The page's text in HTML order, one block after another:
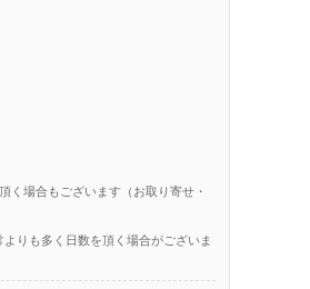
く場合もございます（お取り寄せ・
りも多く日数を頂く場合がございま